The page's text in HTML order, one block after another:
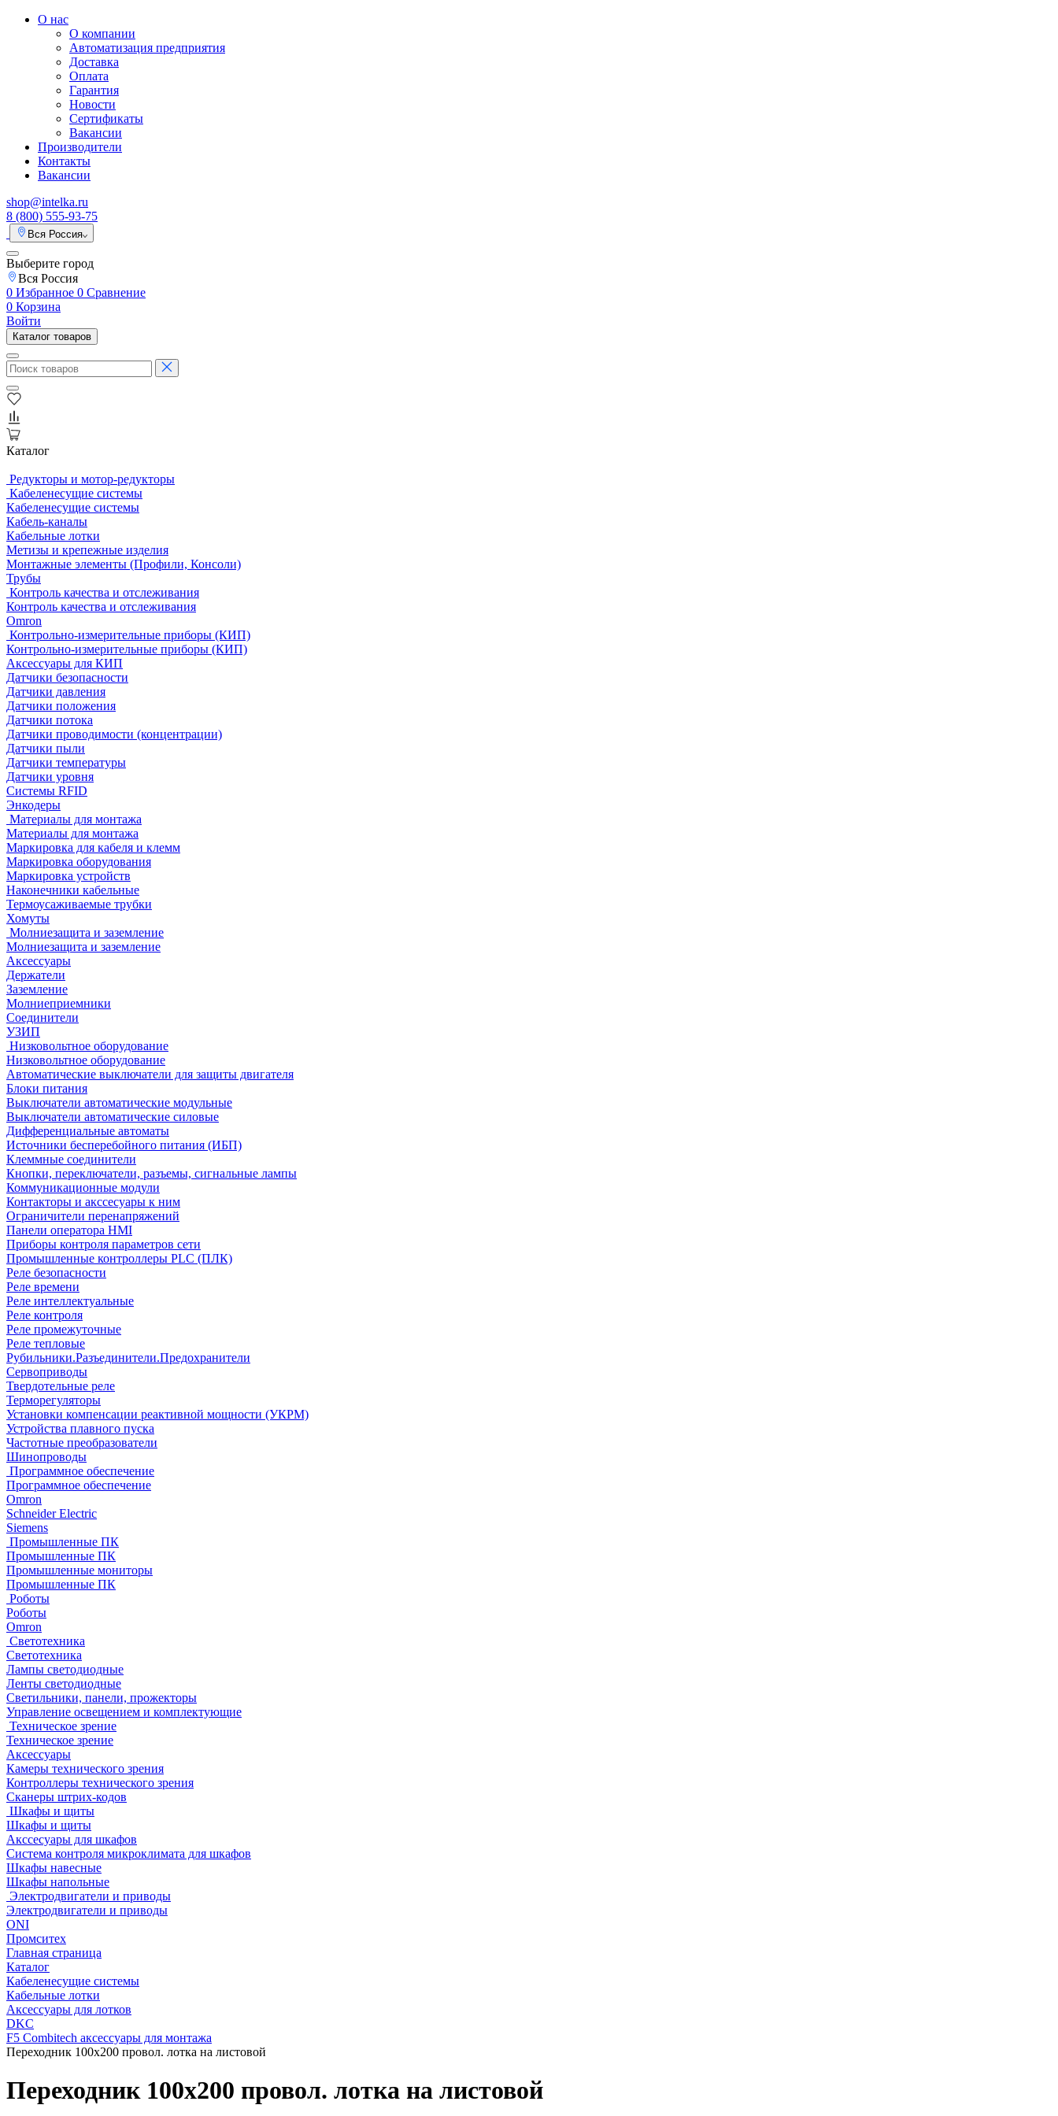
О нас
О компании
Автоматизация предприятия
Доставка
Оплата
Гарантия
Новости
Сертификаты
Вакансии
Производители
Контакты
Вакансии
shop@intelka.ru
8 (800) 555-93-75
Вся Россия
Выберите город
Вся Россия
0 Избранное 0 Сравнение
0 Корзина
Войти
Каталог товаров
Каталог
Редукторы и мотор-редукторы
Кабеленесущие системы
Кабеленесущие системы
Кабель-каналы
Кабельные лотки
Метизы и крепежные изделия
Монтажные элементы (Профили, Консоли)
Трубы
Контроль качества и отслеживания
Контроль качества и отслеживания
Omron
Контрольно-измерительные приборы (КИП)
Контрольно-измерительные приборы (КИП)
Аксессуары для КИП
Датчики безопасности
Датчики давления
Датчики положения
Датчики потока
Датчики проводимости (концентрации)
Датчики пыли
Датчики температуры
Датчики уровня
Системы RFID
Энкодеры
Материалы для монтажа
Материалы для монтажа
Маркировка для кабеля и клемм
Маркировка оборудования
Маркировка устройств
Наконечники кабельные
Термоусаживаемые трубки
Хомуты
Молниезащита и заземление
Молниезащита и заземление
Аксессуары
Держатели
Заземление
Молниеприемники
Соединители
УЗИП
Низковольтное оборудование
Низковольтное оборудование
Автоматические выключатели для защиты двигателя
Блоки питания
Выключатели автоматические модульные
Выключатели автоматические силовые
Дифференциальные автоматы
Источники бесперебойного питания (ИБП)
Клеммные соединители
Кнопки, переключатели, разъемы, сигнальные лампы
Коммуникационные модули
Контакторы и акссесуары к ним
Ограничители перенапряжений
Панели оператора HMI
Приборы контроля параметров сети
Промышленные контроллеры PLC (ПЛК)
Реле безопасности
Реле времени
Реле интеллектуальные
Реле контроля
Реле промежуточные
Реле тепловые
Рубильники.Разъединители.Предохранители
Сервоприводы
Твердотельные реле
Терморегуляторы
Установки компенсации реактивной мощности (УКРМ)
Устройства плавного пуска
Частотные преобразователи
Шинопроводы
Программное обеспечение
Программное обеспечение
Omron
Schneider Electric
Siemens
Промышленные ПК
Промышленные ПК
Промышленные мониторы
Промышленные ПК
Роботы
Роботы
Omron
Светотехника
Светотехника
Лампы светодиодные
Ленты светодиодные
Светильники, панели, прожекторы
Управление освещением и комплектующие
Техническое зрение
Техническое зрение
Аксессуары
Камеры технического зрения
Контроллеры технического зрения
Сканеры штрих-кодов
Шкафы и щиты
Шкафы и щиты
Акссесуары для шкафов
Система контроля микроклимата для шкафов
Шкафы навесные
Шкафы напольные
Электродвигатели и приводы
Электродвигатели и приводы
ONI
Промситех
Главная страница
Каталог
Кабеленесущие системы
Кабельные лотки
Аксессуары для лотков
DKC
F5 Combitech аксессуары для монтажа
Переходник 100х200 провол. лотка на листовой
Переходник 100х200 провол. лотка на листовой